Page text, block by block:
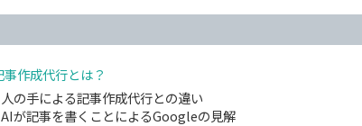
作成代行とは？
人の手による記事作成代行との違い
AIが記事を書くことによるGoogleの見解